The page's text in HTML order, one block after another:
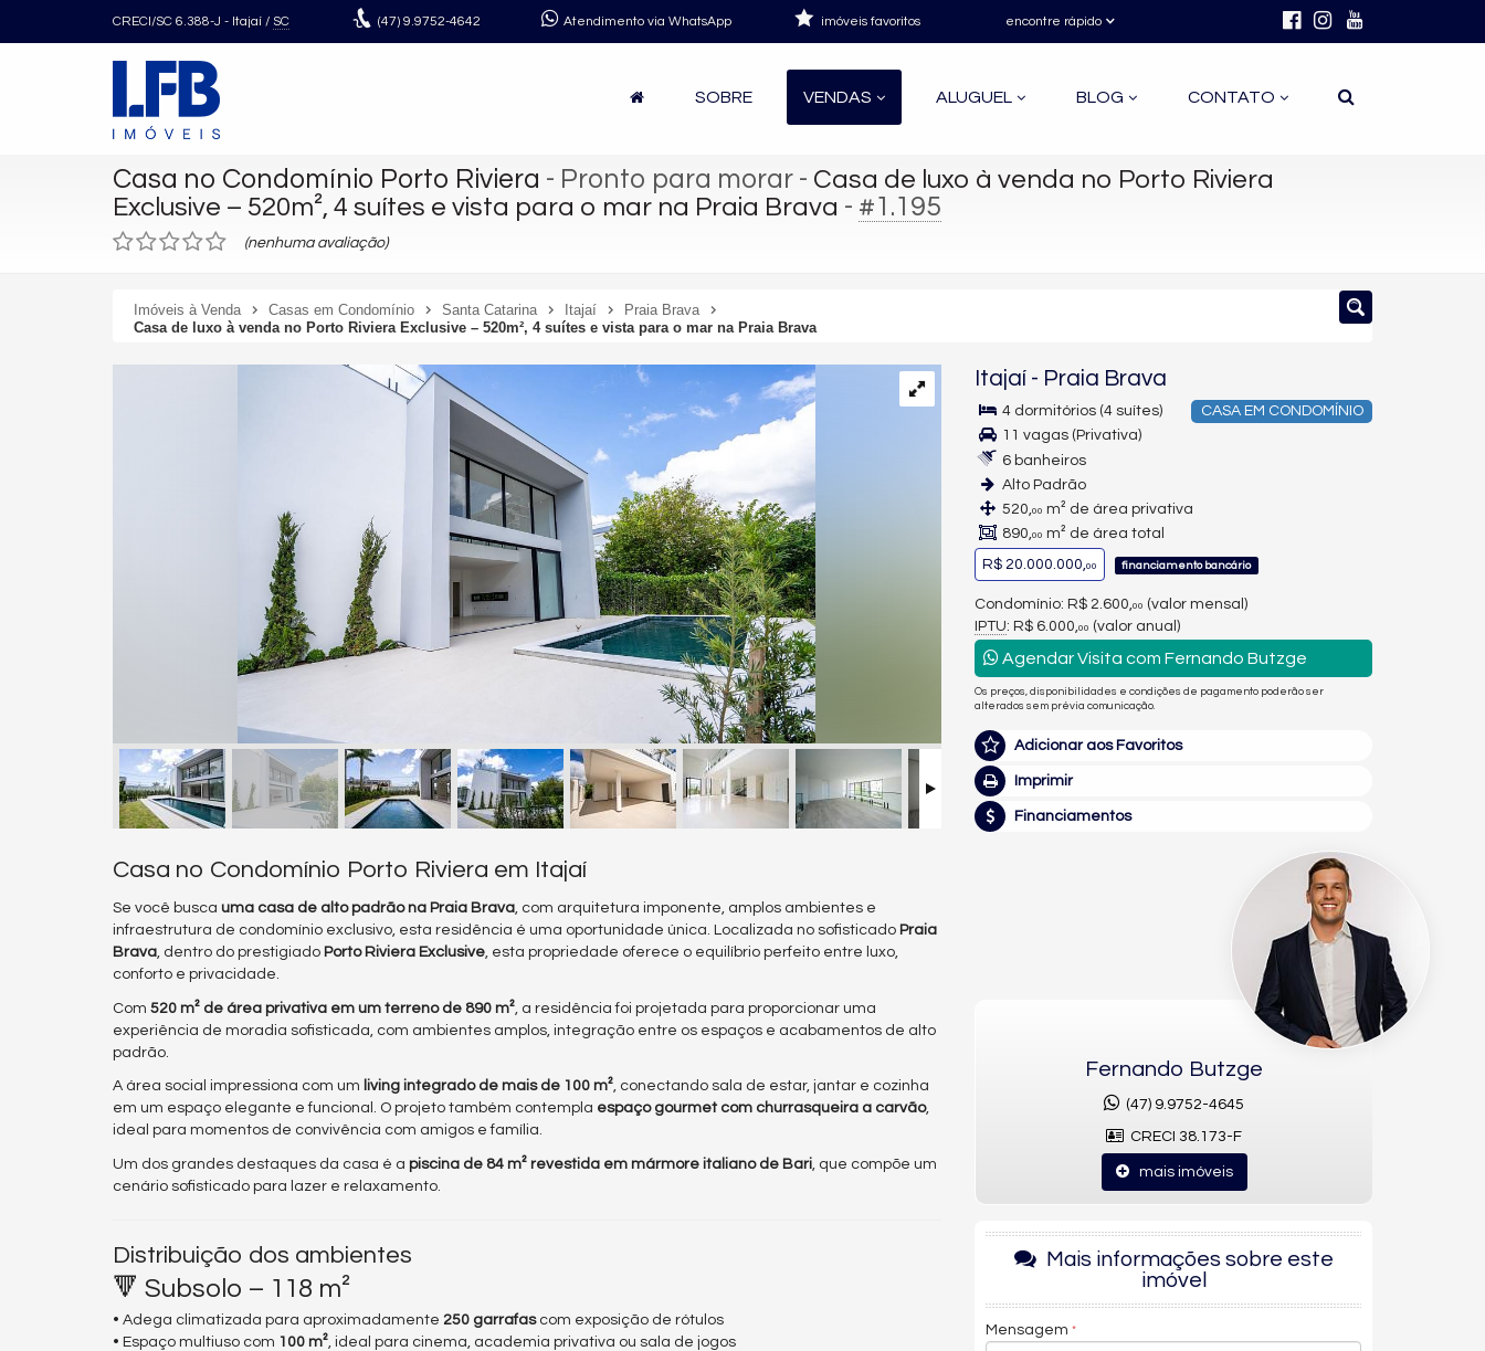
CRECI/SC 6.388-J - Itajaí / SC (47) 9.9752-4642 Atendimento via WhatsApp encontre rápido
imóveis favoritos
SOBRE VENDAS ALUGUEL BLOG CONTATO
Casa no Condomínio Porto Riviera - Pronto para morar - Casa de luxo à venda no Porto Riviera
Exclusive – 520m², 4 suítes e vista para o mar na Praia Brava - #1.195
(nenhuma avaliação)
Imóveis à Venda Casas em Condomínio Santa Catarina Itajaí
Praia Brava
Casa de luxo à venda no Porto Riviera Exclusive – 520m², 4 suítes e vista para o mar na Praia Brava
Casa no Condomínio Porto Riviera em Itajaí
Se você busca uma casa de alto padrão na Praia Brava, com arquitetura imponente, amplos ambientes e
infraestrutura de condomínio exclusivo, esta residência é uma oportunidade única. Localizada no sofisticado Praia
Brava, dentro do prestigiado Porto Riviera Exclusive, esta propriedade oferece o equilíbrio perfeito entre luxo,
conforto e privacidade.
Com 520 m² de área privativa em um terreno de 890 m², a residência foi projetada para proporcionar uma
experiência de moradia sofisticada, com ambientes amplos, integração entre os espaços e acabamentos de alto
padrão.
A área social impressiona com um living integrado de mais de 100 m², conectando sala de estar, jantar e cozinha
em um espaço elegante e funcional. O projeto também contempla espaço gourmet com churrasqueira a carvão,
ideal para momentos de convivência com amigos e família.
Um dos grandes destaques da casa é a piscina de 84 m² revestida em mármore italiano de Bari, que compõe um
cenário sofisticado para lazer e relaxamento.
Distribuição dos ambientes
🔻 Subsolo – 118 m²
• Adega climatizada para aproximadamente 250 garrafascom exposição de rótulos
• Espaço multiuso com 100 m², ideal para cinema, academia privativa ou sala de jogos
Itajaí - Praia Brava
CASA EM CONDOMÍNIO
4 dormitórios (4 suítes)
11 vagas (Privativa)
6 banheiros
Alto Padrão
520,00 m² de área privativa
890,00 m² de área total
R$ 20.000.000,00 financiamento bancário
Condomínio: R$ 2.600, 00 (valor mensal)
IPTU: R$ 6.000, 00 (valor anual)
Agendar Visita com Fernando Butzge
Os preços, disponibilidades e condições de pagamento poderão ser
alterados sem prévia comunicação.
Adicionar aos Favoritos
Imprimir
Financiamentos
Fernando Butzge
(47) 9.9752-4645
CRECI 38.173-F
mais imóveis
Mais informações sobre este
imóvel
Mensagem